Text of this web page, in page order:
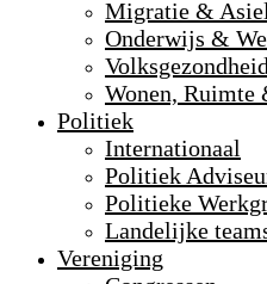
Migratie & Asiel
Onderwijs &
Wonen,
Politiek
Internationaal
Politiek
Politieke
Landelijke
Vereniging